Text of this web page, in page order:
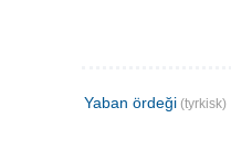
Yaban ördeği (tyrkisk)